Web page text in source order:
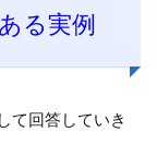
る実例
て回答していき